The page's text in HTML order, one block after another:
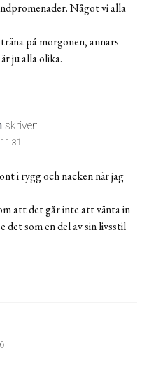
Något vi alla
på morgonen, annars
ju alla olika.
skriver:
i rygg och nacken när jag
att det går inte att vänta in
det som en del av sin livsstil